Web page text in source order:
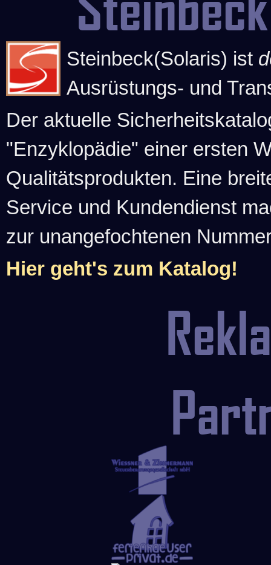
Steinbeck(Solaris) ist
Ausrüstungs- und
Der aktuelle
"Enzyklopädie" einer ersten
Qualitätsprodukten. Eine
Service und Kundendienst
zur unangefochtenen
Hier geht's zum Katalog!